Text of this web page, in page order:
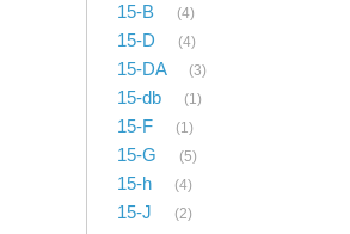
15-B (4)
15-D (4)
15-DA (3)
15-db (1)
15-F (1)
15-G (5)
15-h (4)
15-J (2)